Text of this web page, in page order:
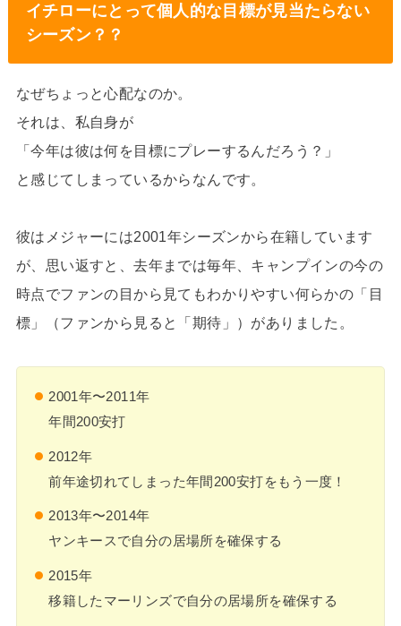
イチローにとって個人的な目標が見当たらない
シーズン？？
なぜちょっと心配なのか。
それは、私自身が
「今年は彼は何を目標にプレーするんだろう？」
と感じてしまっているからなんです。
彼はメジャーには2001年シーズンから在籍しています
が、思い返すと、去年までは毎年、キャンプインの今の
時点でファンの目から見てもわかりやすい何らかの「目
標」（ファンから見ると「期待」）がありました。
2001年〜2011年
年間200安打
2012年
前年途切れてしまった年間200安打をもう一度！
2013年〜2014年
ヤンキースで自分の居場所を確保する
2015年
移籍したマーリンズで自分の居場所を確保する